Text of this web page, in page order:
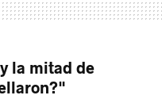
la mitad de